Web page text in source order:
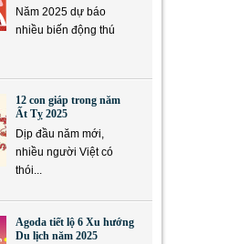
Năm 2025 dự báo
nhiều biến động thú
12 con giáp trong năm
Ất Tỵ 2025
Dịp đầu năm mới,
nhiều người Việt có
thói...
Agoda tiết lộ 6 Xu hướng
Du lịch năm 2025